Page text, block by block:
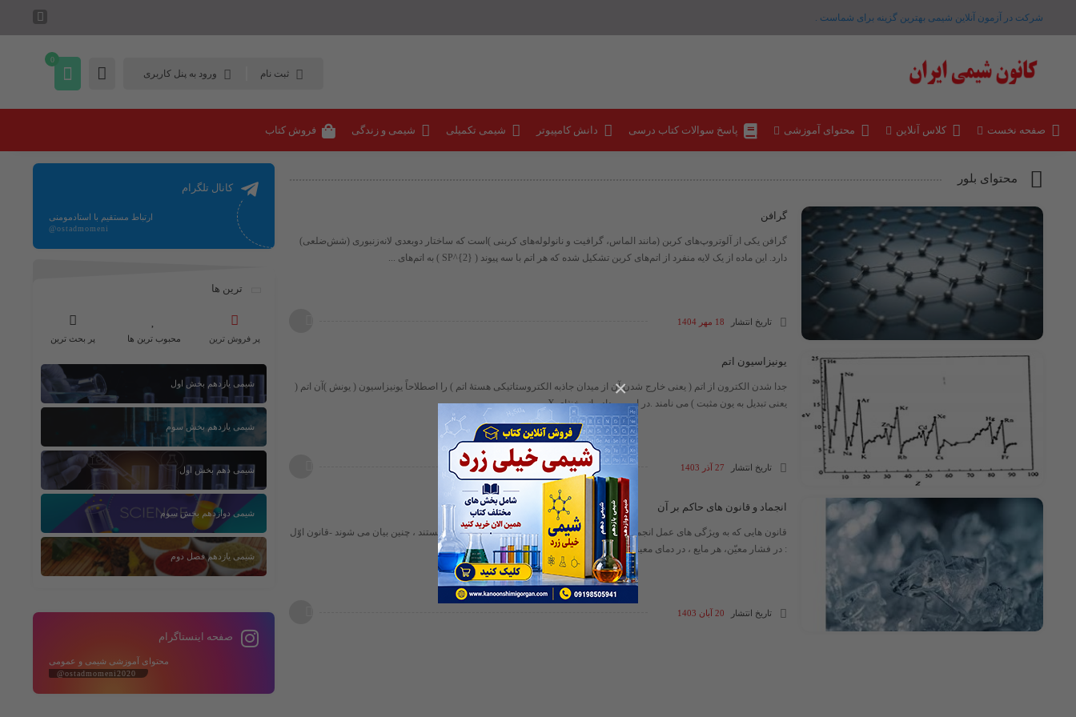
×
شرکت در آزمون آنلاین شیمی بهترین گزینه برای شماست .
ثبت نام ورود به پنل کاربری
0
صفحه نخست کلاس آنلاین محتوای آموزشی پاسخ سوالات کتاب درسی دانش کامپیوتر شیمی تکمیلی شیمی و زندگی فروش کتاب
محتوای بلور
گرافن
گرافن یکی از آلوتروپ‌های کربن (مانند الماس، گرافیت و نانولوله‌های کربنی )است که ساختار دوبعدی لانه‌زنبوری (شش‌ضلعی)
دارد. این ماده از یک لایه منفرد از اتم‌های کربن تشکیل شده که هر اتم با سه پیوند ​( SP^{2} )​ به اتم‌های ...
تاریخ انتشار 18 مهر 1404
یونیزاسیون اتم
جدا شدن الکترون از اتم ( یعنی خارج شدن آن از میدان جاذبه الکتروستاتیکی هستۀ اتم ) را اصطلاحاً یونیزاسیون ( یونش )آن اتم (
یعنی تبدیل به یون مثبت ) می نامند .در این رویداد ، اتم خنثای X ...
تاریخ انتشار 27 آذر 1403
انجماد و قانون های حاکم بر آن
قانون هایی که به ویژگی های عمل انجماد و تاثیر عامل های بیرونی بر نقطۀ انجماد مربوط هستند ، چنین بیان می شوند -قانون اوّل
: در فشار معیّن، هر مایع ، در دمای معینی آغاز به انجماد می کند ...
تاریخ انتشار 20 آبان 1403
کانال تلگرام
ارتباط مستقیم با استادمومنی
@ostadmomeni
ترین ها
پر فروش ترین محبوب ترین ها پر بحث ترین
شیمی یازدهم بخش اول
شیمی یازدهم بخش سوم
شیمی دهم بخش اول
شیمی دوازدهم بخش سوم
شیمی یازدهم فصل دوم
صفحه اینستاگرام
محتوای آموزشی شیمی و عمومی
@ostadmomeni2020